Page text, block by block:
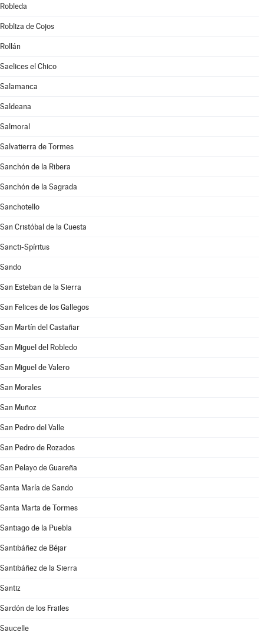
Robleda
Robliza de Cojos
Rollán
Saelices el Chico
Salamanca
Saldeana
Salmoral
Salvatierra de Tormes
Sanchón de la Ribera
Sanchón de la Sagrada
Sanchotello
San Cristóbal de la Cuesta
Sancti-Spíritus
Sando
San Esteban de la Sierra
San Felices de los Gallegos
San Martín del Castañar
San Miguel del Robledo
San Miguel de Valero
San Morales
San Muñoz
San Pedro del Valle
San Pedro de Rozados
San Pelayo de Guareña
Santa María de Sando
Santa Marta de Tormes
Santiago de la Puebla
Santibáñez de Béjar
Santibáñez de la Sierra
Santiz
Sardón de los Frailes
Saucelle